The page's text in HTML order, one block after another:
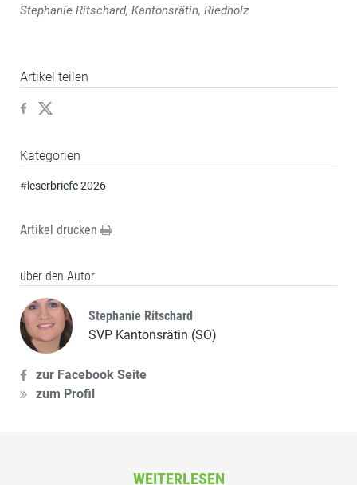
Stephanie Ritschard, Kantonsrätin, Riedholz
Artikel teilen
Kategorien
#leserbriefe 2026
Artikel drucken
über den Autor
Stephanie Ritschard
SVP Kantonsrätin (SO)
zur Facebook Seite
zum Profil
WEITERLESEN